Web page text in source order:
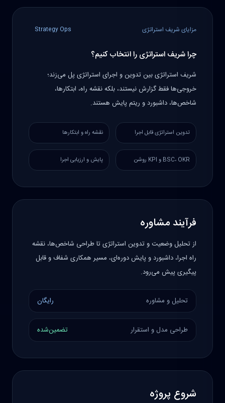
مزایای شریف استراتژی Strategy Ops
چرا شریف استراتژی را انتخاب کنیم؟
شریف استراتژی بین تدوین و اجرای استراتژی پل می‌زند؛
خروجی‌ها فقط گزارش نیستند، بلکه نقشه راه، ابتکارها،
شاخص‌ها، داشبورد و ریتم پایش هستند.
تدوین استراتژی قابل اجرا نقشه راه و ابتکارها
BSC، OKR و KPI روشن پایش و ارزیابی اجرا
فرآیند مشاوره
از تحلیل وضعیت و تدوین استراتژی تا طراحی شاخص‌ها، نقشه
راه اجرا، داشبورد و پایش دوره‌ای، مسیر همکاری شفاف و قابل
پیگیری پیش می‌رود.
تحلیل و مشاوره رایگان
طراحی مدل و استقرار تضمین‌شده
شروع پروژه